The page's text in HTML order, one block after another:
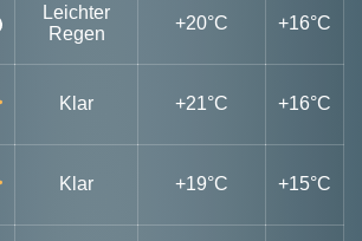
Leichter
Regen
+20°C +16°C
Klar +21°C +16°C
Klar +19°C +15°C